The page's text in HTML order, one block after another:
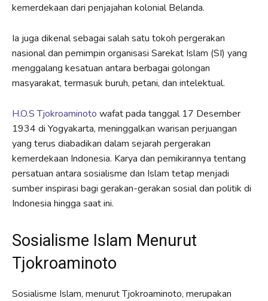
kemerdekaan dari penjajahan kolonial Belanda.
Ia juga dikenal sebagai salah satu tokoh pergerakan
nasional dan pemimpin organisasi Sarekat Islam (SI) yang
menggalang kesatuan antara berbagai golongan
masyarakat, termasuk buruh, petani, dan intelektual.
H.O.S Tjokroaminoto wafat pada tanggal 17 Desember
1934 di Yogyakarta, meninggalkan warisan perjuangan
yang terus diabadikan dalam sejarah pergerakan
kemerdekaan Indonesia. Karya dan pemikirannya tentang
persatuan antara sosialisme dan Islam tetap menjadi
sumber inspirasi bagi gerakan-gerakan sosial dan politik di
Indonesia hingga saat ini.
Sosialisme Islam Menurut
Tjokroaminoto
Sosialisme Islam, menurut Tjokroaminoto, merupakan